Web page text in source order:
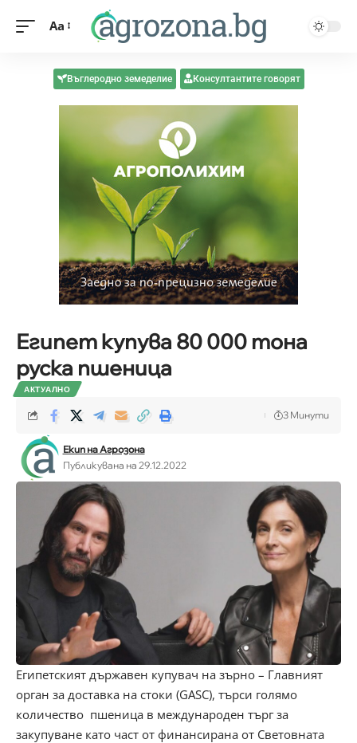
Aa
Въглеродно земеделие Консултантите говорят
Египет купува 80 000 тона
руска пшеница
АКТУАЛНО
Екип на Агрозона
Публикувана на 29.12.2022
3 Минути
Египетският държавен купувач на зърно – Главният
орган за доставка на стоки (GASC), търси голямо
количество пшеница в международен търг за
закупуване като част от финансирана от Световната